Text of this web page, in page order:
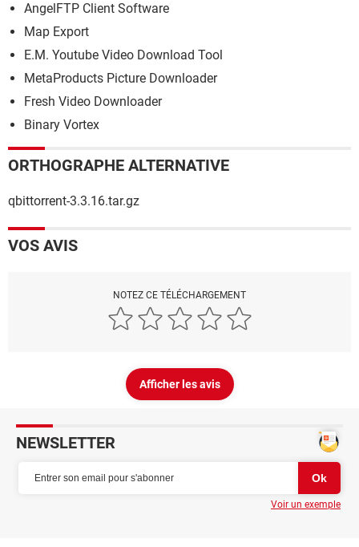
AngelFTP Client Software
Map Export
E.M. Youtube Video Download Tool
MetaProducts Picture Downloader
Fresh Video Downloader
Binary Vortex
ORTHOGRAPHE ALTERNATIVE
qbittorrent-3.3.16.tar.gz
VOS AVIS
NOTEZ CE TÉLÉCHARGEMENT
Afficher les avis
NEWSLETTER
Voir un exemple